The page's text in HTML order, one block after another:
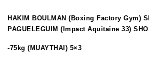
HAKIM BOULMAN (Boxing Factory Gym)
PAGUELEGUIM (Impact Aquitaine 33)
-75kg (MUAYTHAI) 5×3